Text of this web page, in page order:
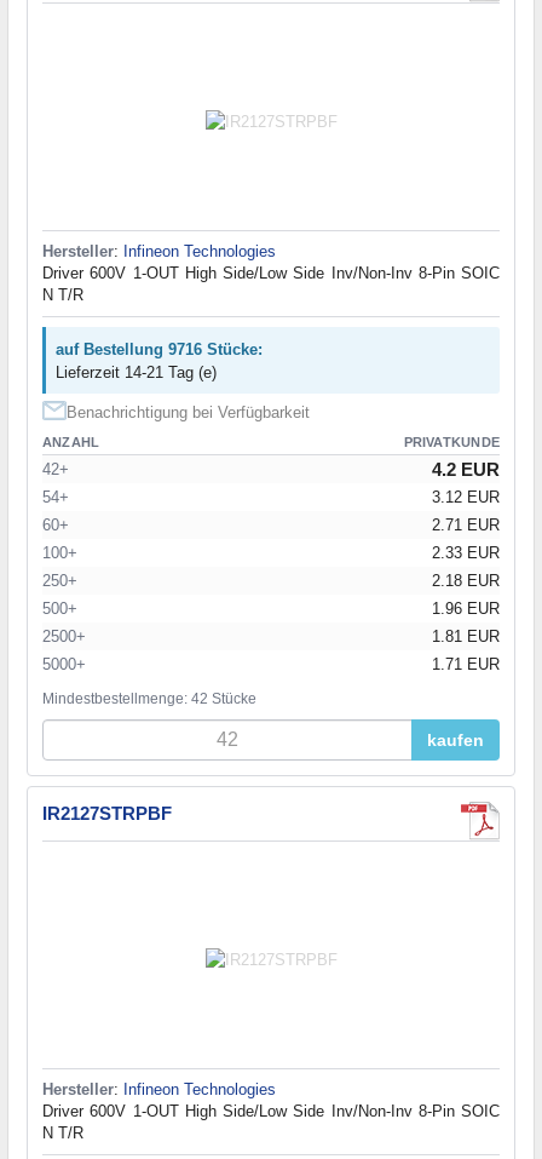
Hersteller: Infineon Technologies
Driver 600V 1-OUT High Side/Low Side Inv/Non-Inv 8-Pin SOIC
N T/R
auf Bestellung 9716 Stücke:
Lieferzeit 14-21 Tag (e)
Benachrichtigung bei Verfügbarkeit
ANZAHL PRIVATKUNDE
42+ 4.2 EUR
54+
3.12 EUR
60+
2.71 EUR
100+
2.33 EUR
250+
2.18 EUR
500+
1.96 EUR
2500+
1.81 EUR
5000+
1.71 EUR
Mindestbestellmenge: 42 Stücke
kaufen
IR2127STRPBF
Hersteller: Infineon Technologies
Driver 600V 1-OUT High Side/Low Side Inv/Non-Inv 8-Pin SOIC
N T/R